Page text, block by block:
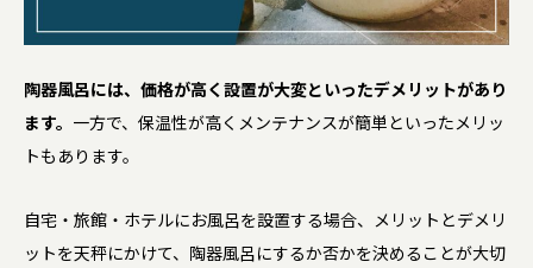
陶器風呂には、価格が高く設置が大変といったデメリットがあり
ます。 一方で、保温性が高くメンテナンスが簡単といったメリッ
トもあります。
自宅・旅館・ホテルにお風呂を設置する場合、メリットとデメリ
ットを天秤にかけて、陶器風呂にするか否かを決めることが大切